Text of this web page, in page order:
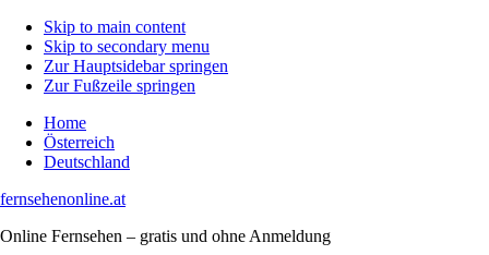
Skip to main content
Skip to secondary menu
Zur Hauptsidebar springen
Zur Fußzeile springen
Home
Österreich
Deutschland
fernsehenonline.at
Online Fernsehen – gratis und ohne Anmeldung